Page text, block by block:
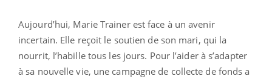
Aujourd’hui, Marie Trainer est face à un avenir
incertain. Elle reçoit le soutien de son mari, qui la
nourrit, l’habille tous les jours. Pour l’aider à s’adapter
à sa nouvelle vie, une campagne de collecte de fonds a